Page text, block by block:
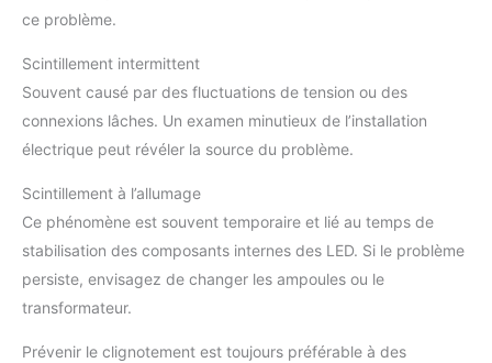
ce problème.
Scintillement intermittent
Souvent causé par des fluctuations de tension ou des
connexions lâches. Un examen minutieux de l’installation
électrique peut révéler la source du problème.
Scintillement à l’allumage
Ce phénomène est souvent temporaire et lié au temps de
stabilisation des composants internes des LED. Si le problème
persiste, envisagez de changer les ampoules ou le
transformateur.
Prévenir le clignotement est toujours préférable à des